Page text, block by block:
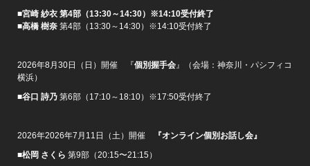
■宮崎 紗衣 第4部（13:30～14:30）※14:10受付終了
■高橋 樹奈 第4部（13:30～14:30）※14:10受付終了
2026年8月30日（日）開催 『個別握手会 』（会場：神奈川・パシフィコ
横浜）
■谷口 詩乃 第6部（17:10～18:10）※17:50受付終了
2026年2026年7月11日（土）開催
『オンライン個別お話し会』
■松岡 さくら 第9部（20:15〜21:15）